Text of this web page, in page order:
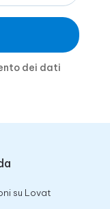
dei dati
su Lovat